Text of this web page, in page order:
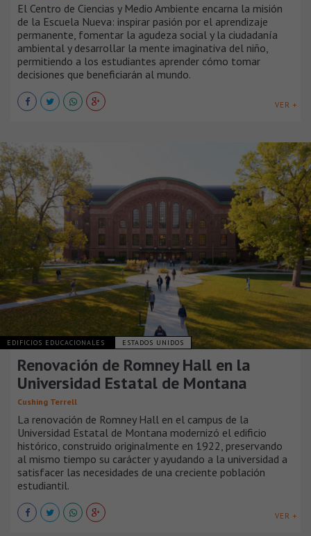
El Centro de Ciencias y Medio Ambiente encarna la misión
de la Escuela Nueva: inspirar pasión por el aprendizaje
permanente, fomentar la agudeza social y la ciudadanía
ambiental y desarrollar la mente imaginativa del niño,
permitiendo a los estudiantes aprender cómo tomar
decisiones que beneficiarán al mundo.
VER +
EDIFICIOS EDUCACIONALES ESTADOS UNIDOS
Renovación de Romney Hall en la
Universidad Estatal de Montana
Cushing Terrell
La renovación de Romney Hall en el campus de la
Universidad Estatal de Montana modernizó el edificio
histórico, construido originalmente en 1922, preservando
al mismo tiempo su carácter y ayudando a la universidad a
satisfacer las necesidades de una creciente población
estudiantil.
VER +